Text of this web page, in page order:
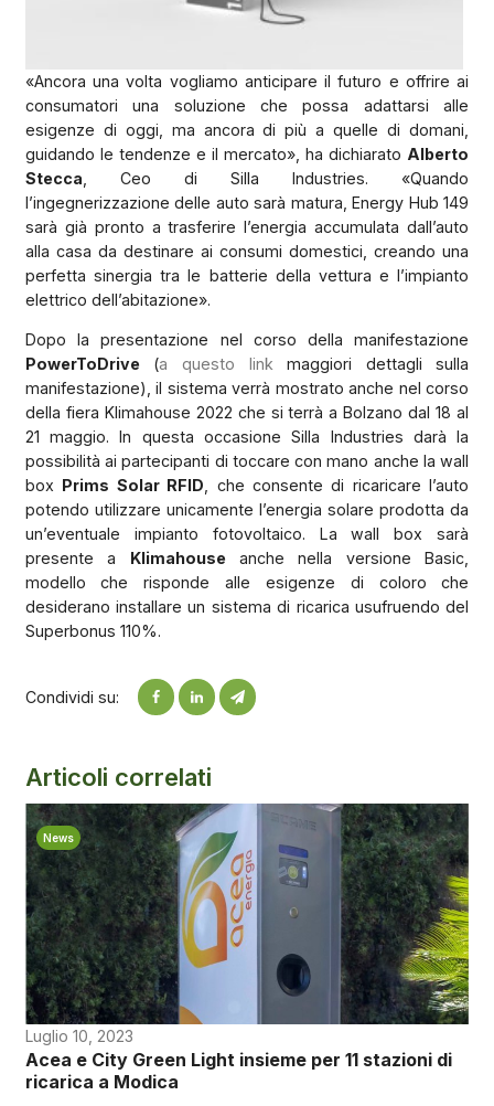
«Ancora una volta vogliamo anticipare il futuro e offrire ai
consumatori una soluzione che possa adattarsi alle
esigenze di oggi, ma ancora di più a quelle di domani,
guidando le tendenze e il mercato», ha dichiarato Alberto
Stecca , Ceo di Silla Industries. «Quando
l’ingegnerizzazione delle auto sarà matura, Energy Hub 149
sarà già pronto a trasferire l’energia accumulata dall’auto
alla casa da destinare ai consumi domestici, creando una
perfetta sinergia tra le batterie della vettura e l’impianto
elettrico dell’abitazione».
Dopo la presentazione nel corso della manifestazione
PowerToDrive (a questo link maggiori dettagli sulla
manifestazione), il sistema verrà mostrato anche nel corso
della fiera Klimahouse 2022 che si terrà a Bolzano dal 18 al
21 maggio. In questa occasione Silla Industries darà la
possibilità ai partecipanti di toccare con mano anche la wall
box Prims Solar RFID , che consente di ricaricare l’auto
potendo utilizzare unicamente l’energia solare prodotta da
un’eventuale impianto fotovoltaico. La wall box sarà
presente a Klimahouse anche nella versione Basic,
modello che risponde alle esigenze di coloro che
desiderano installare un sistema di ricarica usufruendo del
Superbonus 110%.
Condividi su:
Articoli correlati
News
Luglio 10, 2023
Acea e City Green Light insieme per 11 stazioni di
ricarica a Modica